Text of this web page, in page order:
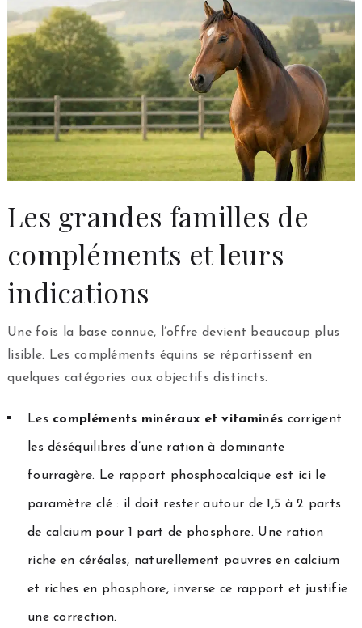
Les grandes familles de
compléments et leurs
indications
Une fois la base connue, l’offre devient beaucoup plus
lisible. Les compléments équins se répartissent en
quelques catégories aux objectifs distincts.
Les compléments minéraux et vitaminés corrigent
les déséquilibres d’une ration à dominante
fourragère. Le rapport phosphocalcique est ici le
paramètre clé : il doit rester autour de 1,5 à 2 parts
de calcium pour 1 part de phosphore. Une ration
riche en céréales, naturellement pauvres en calcium
et riches en phosphore, inverse ce rapport et justifie
une correction.